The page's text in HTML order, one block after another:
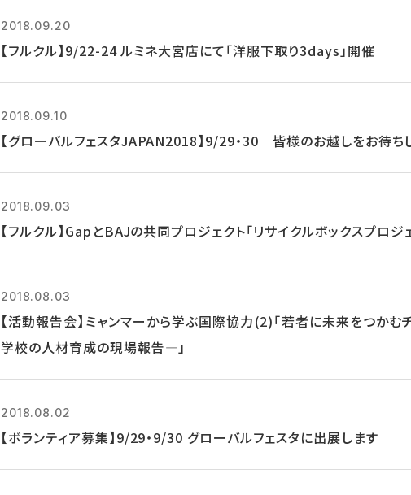
2018.09.20
【フルクル】9/22-24 ルミネ大宮店にて「洋服下取り3days」開催
2018.09.10
【グローバルフェスタJAPAN2018】9/29・30 皆様のお越しをお待ち
2018.09.03
【フルクル】GapとBAJの共同プロジェクト「リサイクルボックスプロジ
2018.08.03
【活動報告会】ミャンマーから学ぶ国際協力(2)「若者に未来をつか
学校の人材育成の現場報告―」
2018.08.02
【ボランティア募集】9/29・9/30 グローバルフェスタに出展します